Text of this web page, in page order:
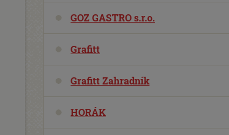
GOZ GASTRO s.r.o.
Grafitt
Grafitt Zahradník
HORÁK